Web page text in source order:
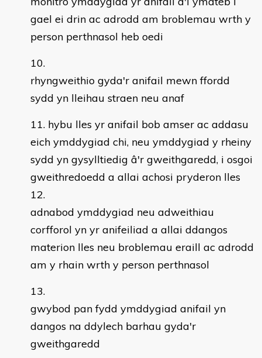
gael ei drin ac adrodd am broblemau wrth y
person perthnasol heb oedi
rhyngweithio gyda'r anifail mewn ffordd
sydd yn lleihau straen neu anaf
hybu lles yr anifail bob amser ac addasu
eich ymddygiad chi, neu ymddygiad y rheiny
sydd yn gysylltiedig â'r gweithgaredd, i osgoi
gweithredoedd a allai achosi pryderon lles
adnabod ymddygiad neu adweithiau
corfforol yn yr anifeiliad a allai ddangos
materion lles neu broblemau eraill ac adrodd
am y rhain wrth y person perthnasol
gwybod pan fydd ymddygiad anifail yn
dangos na ddylech barhau gyda'r
gweithgaredd